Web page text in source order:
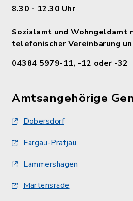
8.30 - 12.30 Uhr
Sozialamt und Wohngeldamt
telefonischer Vereinbarung
04384 5979-11, -12 oder -32
Amtsangehörige
Dobersdorf
Fargau-Pratjau
Lammershagen
Martensrade